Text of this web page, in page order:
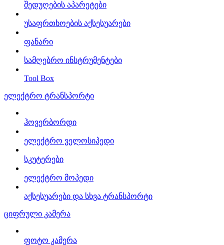
შედუღების აპარეტები
უსაფრთხოების აქსესუარები
ფანარი
სამღებრო ინსტრუმენტები
Tool Box
ელექტრო ტრანსპორტი
ჰოვერბორდი
ელექტრო ველოსიპედი
სკუტერები
ელექტრო მოპედი
აქსესუარები და სხვა ტრანსპორტი
ციფრული კამერა
ფოტო კამერა